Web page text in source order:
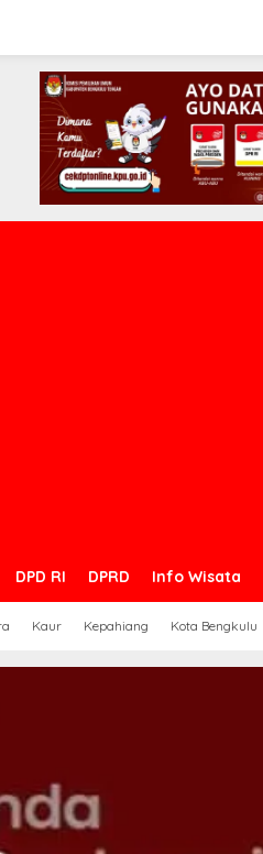
DPD RI DPRD Info Wisata
Kaur Kepahiang Kota Bengkulu